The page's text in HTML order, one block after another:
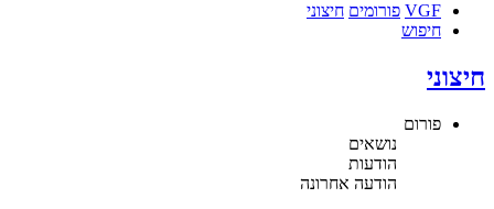
VGF פורומים חיצוני
חיפוש
חיצוני
פורום
נושאים
הודעות
הודעה אחרונה